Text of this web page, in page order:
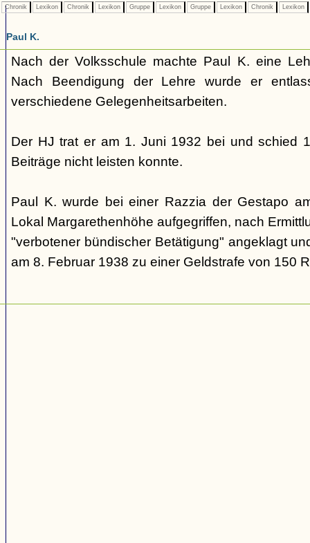
Chronik Lexikon Chronik Lexikon Gruppe Lexikon Gruppe Lexikon Chronik Lexikon
Paul K.
Nach der Volksschule machte Paul K. eine
Nach Beendigung der Lehre wurde er
verschiedene Gelegenheitsarbeiten.
Der HJ trat er am 1. Juni 1932 bei und schied
Beiträge nicht leisten konnte.
Paul K. wurde bei einer Razzia der Gestapo
Lokal Margarethenhöhe aufgegriffen, nach
"verbotener bündischer Betätigung" angeklagt
am 8. Februar 1938 zu einer Geldstrafe von 150